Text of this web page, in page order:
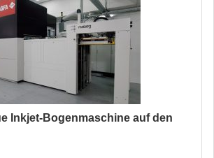
Inkjet-Bogenmaschine auf den